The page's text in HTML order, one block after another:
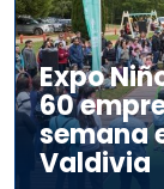
Expo
60
semana
Valdivia